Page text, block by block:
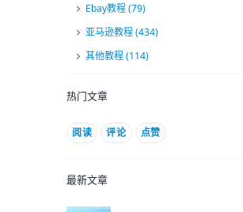
Ebay教程(79)
亚马逊教程(434)
其他教程(114)
热门文章
阅读 评论 点赞
最新文章